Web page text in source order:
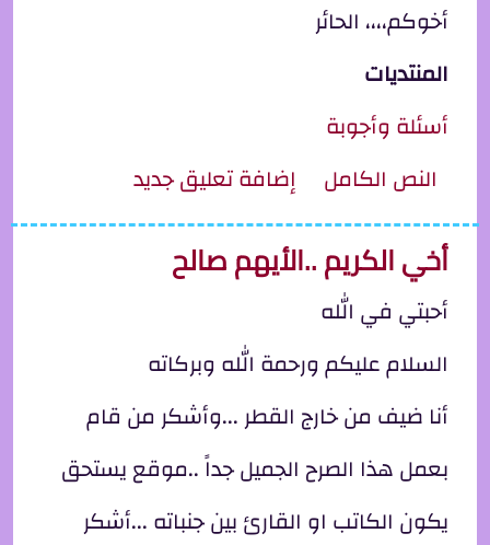
أخوكم،،،، الحائر
المنتديات
أسئلة وأجوبة
النص الكامل ِل هذا املي فيكم..
إضافة تعليق جديد
أخي الكريم ..الأيهم صالح
أحبتي في الله
السلام عليكم ورحمة الله وبركاته
أنا ضيف من خارج القطر ...وأشكر من قام
بعمل هذا الصرح الجميل جداً ..موقع يستحق
يكون الكاتب او القارئ بين جنباته ...أشكر